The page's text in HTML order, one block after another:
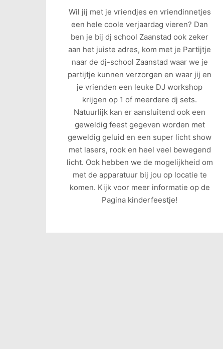
Wil jij met je vriendjes en vriendinnetjes
een hele coole verjaardag vieren? Dan
ben je bij dj school Zaanstad ook zeker
aan het juiste adres, kom met je Partijtje
naar de dj-school Zaanstad waar we je
partijtje kunnen verzorgen en waar jij en
je vrienden een leuke DJ workshop
krijgen op 1 of meerdere dj sets.
Natuurlijk kan er aansluitend ook een
geweldig feest gegeven worden met
geweldig geluid en een super licht show
met lasers, rook en heel veel bewegend
licht. Ook hebben we de mogelijkheid om
met de apparatuur bij jou op locatie te
komen. Kijk voor meer informatie op de
Pagina kinderfeestje!